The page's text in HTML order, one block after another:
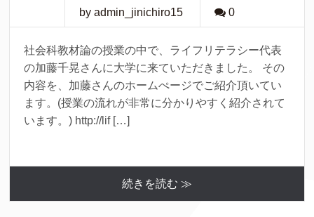
by admin_jinichiro15 0
社会科教材論の授業の中で、ライフリテラシー代表
の加藤千晃さんに大学に来ていただきました。 その
内容を、加藤さんのホームぺージでご紹介頂いてい
ます。(授業の流れが非常に分かりやすく紹介されて
います。) http://lif […]
続きを読む ≫